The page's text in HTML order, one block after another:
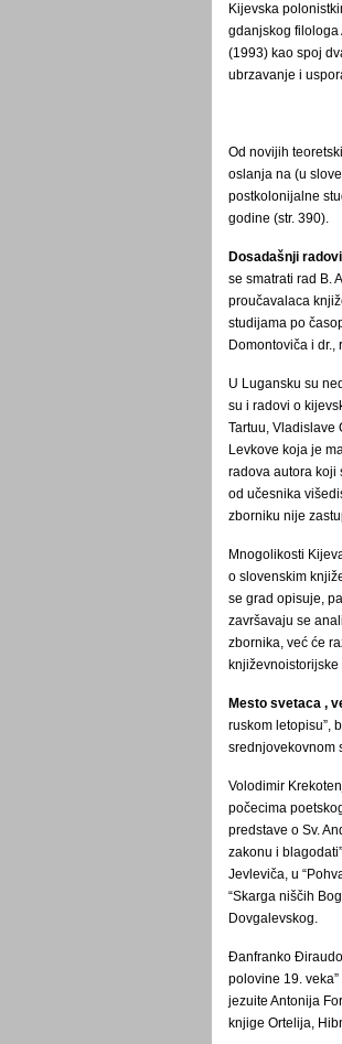
Kijevska
gdanjskog filologa
(1993) kao spoj
ubrzavanje i
Od novijih
oslanja na (u
postkolonijalne
godine (str. 390).
Dosadašnji
se smatrati rad B.
proučavalaca
studijama po
Domontoviča i
U Lugansku su
su i radovi o
Tartuu, Vladislave
Levkove koja je
radova autora koji
od učesnika
zborniku nije
Mnogolikosti
o slovenskim
se grad opisuje,
završavaju se
zbornika, već će
književnoistorijske
Mesto svetaca ,
ruskom letopisu”,
srednjovekovnom
Volodimir
počecima
predstave o Sv.
zakonu i
Jevleviča, u
“Skarga niščih
Dovgalevskog.
Đanfranko Điraudo
polovine 19.
jezuite Antonija
knjige Ortelija,